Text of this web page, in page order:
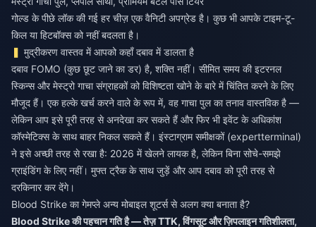
गोल्ड के पीछे लॉक की गई हर चीज़ एक वैनिटी अपग्रेड है। कुछ भी आपके टाइम-टू-
किल या हिटबॉक्स को नहीं बदलता है।
मुद्रीकरण वास्तव में आपको कहाँ दबाव में डालता है
दबाव FOMO (कुछ छूट जाने का डर) है, शक्ति नहीं। सीमित समय की इटरनल
स्किन्स और मेस्ट्रो गाचा संग्राहकों को विशिष्टता खोने के बारे में चिंतित करने के लिए
मौजूद हैं। एक हल्के खर्च करने वाले के रूप में, वह गाचा पुल का तनाव वास्तविक है —
लेकिन आप इसे पूरी तरह से अनदेखा कर सकते हैं और फिर भी इवेंट के अधिकांश
कॉस्मेटिक्स के साथ बाहर निकल सकते हैं। इंस्टाग्राम समीक्षकों (expertterminal)
ने इसे अच्छी तरह से रखा है: 2026 में खेलने लायक है, लेकिन बिना सोचे-समझे
ग्राइंडिंग के लिए नहीं। मुफ्त ट्रैक के साथ जुड़ें और आप दबाव को पूरी तरह से
दरकिनार कर देंगे।
Blood Strike का गेमप्ले अन्य मोबाइल शूटर्स से अलग क्या बनाता है?
Blood Strike की पहचान गति है — तेज़ TTK, विंगसूट और ज़िपलाइन गतिशीलता,